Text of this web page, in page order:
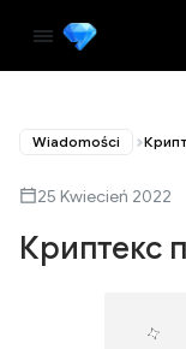
Wiadomości
25 Kwiecień 2022
Криптекс